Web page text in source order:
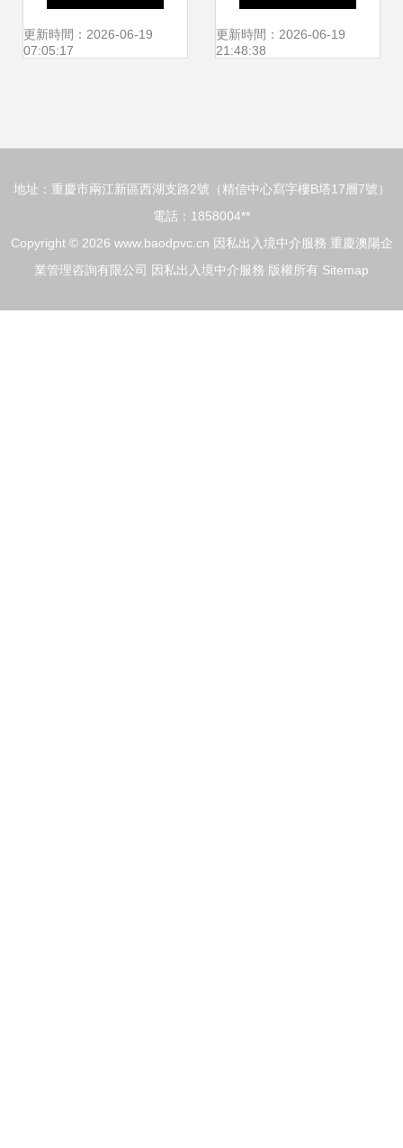
私出入境中介服務
更新時間：2026-06-19
07:05:17
合規與個性化解決
更新時間：2026-06-19
21:48:38
地址：重慶市兩江新區西湖支路2號（精信中心寫字樓B塔17層7號）
電話：1858004**
Copyright © 2026 www.baodpvc.cn 因私出入境中介服務 重慶澳陽企
業管理咨詢有限公司 因私出入境中介服務 版權所有 Sitemap